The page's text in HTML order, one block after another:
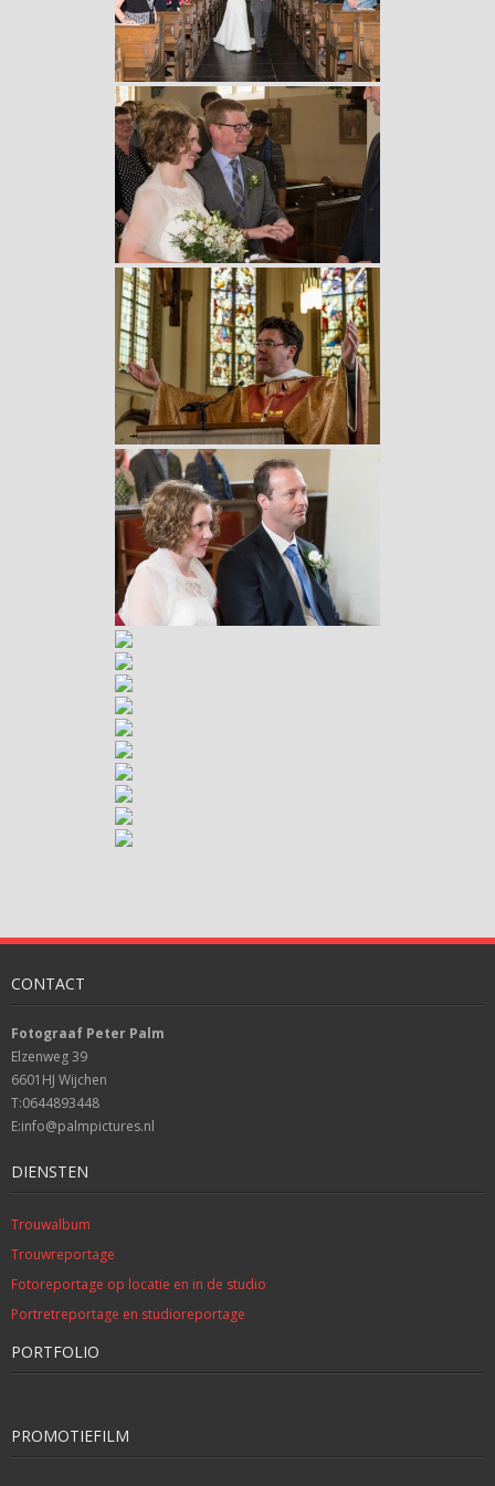
Fotoreportage
Adobe portfolio
CONTACT
Fotograaf Peter Palm
Elzenweg 39
6601HJ Wijchen
T:0644893448
E:info@palmpictures.nl
DIENSTEN
Trouwalbum
Trouwreportage
Fotoreportage op locatie en in de studio
Portretreportage en studioreportage
PORTFOLIO
PROMOTIEFILM